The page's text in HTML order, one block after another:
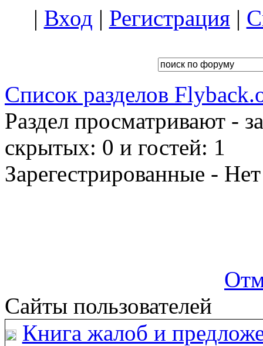
| Вход | Регистрация|
Список разделов
Раздел просматривают -
скрытых: 0 и гостей: 1
Зарегестрированные - Нет
Сайты пользователей
Книга жалоб и